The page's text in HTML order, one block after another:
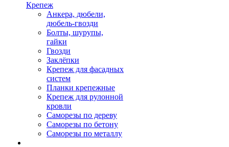
Крепеж
Анкера, дюбели,
дюбель-гвозди
Болты, шурупы,
гайки
Гвозди
Заклёпки
Крепеж для фасадных
систем
Планки крепежные
Крепеж для рулонной
кровли
Саморезы по дереву
Саморезы по бетону
Саморезы по металлу